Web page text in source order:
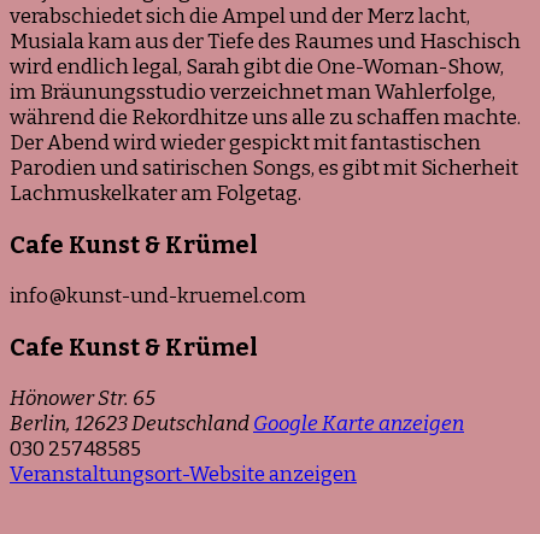
verabschiedet sich die Ampel und der Merz lacht,
Musiala kam aus der Tiefe des Raumes und Haschisch
wird endlich legal, Sarah gibt die One-Woman-Show,
im Bräunungsstudio verzeichnet man Wahlerfolge,
während die Rekordhitze uns alle zu schaffen machte.
Der Abend wird wieder gespickt mit fantastischen
Parodien und satirischen Songs, es gibt mit Sicherheit
Lachmuskelkater am Folgetag.
Cafe Kunst & Krümel
info@kunst-und-kruemel.com
Cafe Kunst & Krümel
Hönower Str. 65
Berlin, 12623DeutschlandGoogle Karte anzeigen
030 25748585
Veranstaltungsort-Website anzeigen